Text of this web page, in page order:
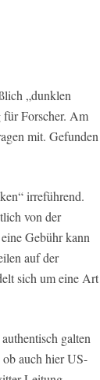
„dunklen
für Forscher. Am
mit. Gefunden
irreführend.
von der
Gebühr kann
auf der
sich um eine Art
galten
auch hier US-